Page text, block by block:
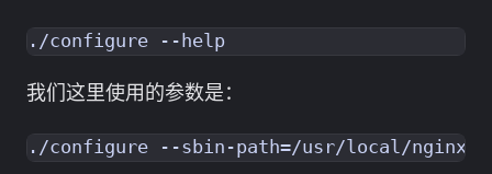
我们这里使用的参数是：